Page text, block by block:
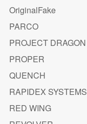
OriginalFake
PARCO
PROJECT DRAGON
PROPER
QUENCH
RAPIDEX SYSTEMS
RED WING